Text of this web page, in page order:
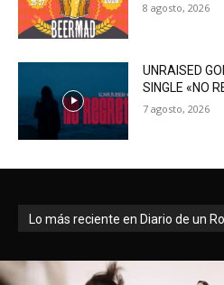
8 agosto, 2026
UNRAISED
SINGLE «NO
7 agosto, 2026
Lo más reciente en Diario de un